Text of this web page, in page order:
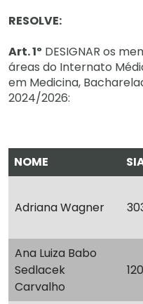
RESOLVE:
Art. 1º DESIGNAR os
áreas do Internato
em Medicina,
2024/2026:
NOME
Adriana Wagner
Ana Luiza Babo
Sedlacek
Carvalho